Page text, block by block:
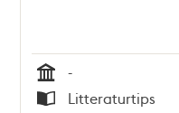
Tid
-
Litteraturtips